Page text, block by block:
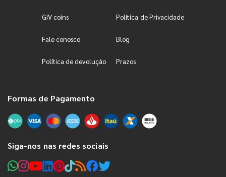
GIV coins Política de Privacidade
Fale conosco Blog
Política de devolução Prazos
Formas de Pagamento
Siga-nos nas redes sociais